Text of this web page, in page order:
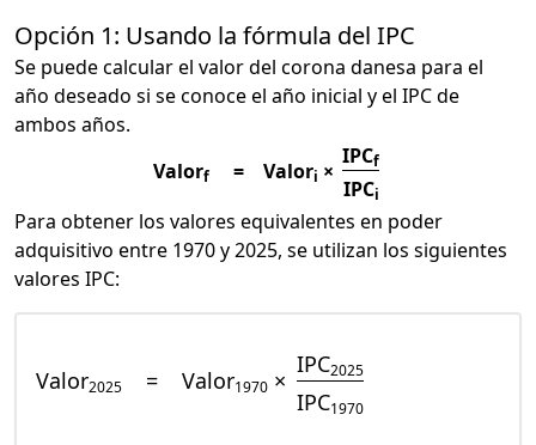
Opción 1: Usando la fórmula del IPC
Se puede calcular el valor del corona danesa para el
año deseado si se conoce el año inicial y el IPC de
ambos años.
Valorf = Valori ×
IPCf
IPCi
Para obtener los valores equivalentes en poder
adquisitivo entre 1970 y 2025, se utilizan los siguientes
valores IPC:
Valor2025 = Valor1970 ×
IPC2025
IPC1970